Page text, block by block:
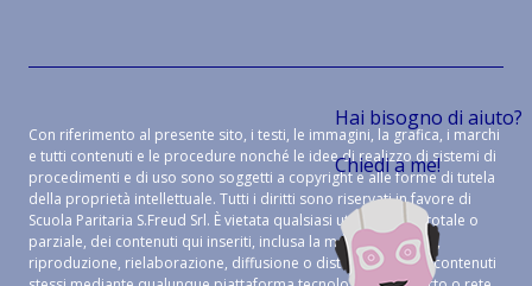
Hai bisogno di aiuto?
Chiedi a me!
Con riferimento al presente sito, i testi, le immagini, la grafica, i marchi
e tutti contenuti e le procedure nonché le idee di realizzo di sistemi di
procedimenti e di uso sono soggetti a copyright e alle forme di tutela
della proprietà intellettuale. Tutti i diritti sono riservati in favore di
Scuola Paritaria S.Freud Srl. È vietata qualsiasi utilizzazione, totale o
parziale, dei contenuti qui inseriti, inclusa la memorizzazione,
riproduzione, rielaborazione, diffusione o distribuzione dei contenuti